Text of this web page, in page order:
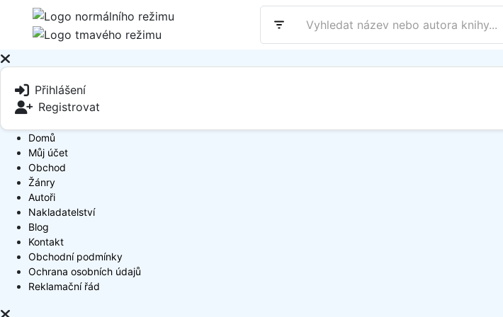
Přihlášení
Registrovat
Domů
Můj účet
Obchod
Žánry
Autoři
Nakladatelství
Blog
Kontakt
Obchodní podmínky
Ochrana osobních údajů
Reklamační řád